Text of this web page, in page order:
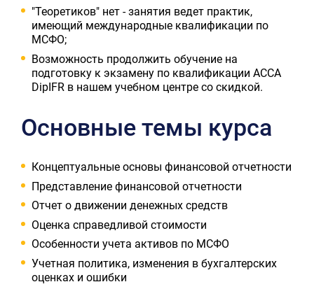
"Теоретиков" нет - занятия ведет практик,
имеющий международные квалификации по
МСФО;
Возможность продолжить обучение на
подготовку к экзамену по квалификации ACCA
DipIFR в нашем учебном центре со скидкой.
Основные темы курса
Концептуальные основы финансовой отчетности
Представление финансовой отчетности
Отчет о движении денежных средств
Оценка справедливой стоимости
Особенности учета активов по МСФО
Учетная политика, изменения в бухгалтерских
оценках и ошибки